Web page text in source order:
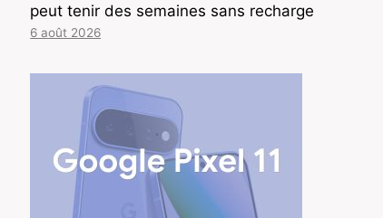
peut tenir des semaines sans recharge
6 août 2026